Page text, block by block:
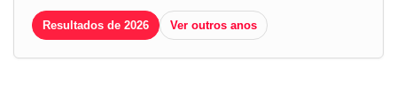
Resultados de 2026 Ver outros anos